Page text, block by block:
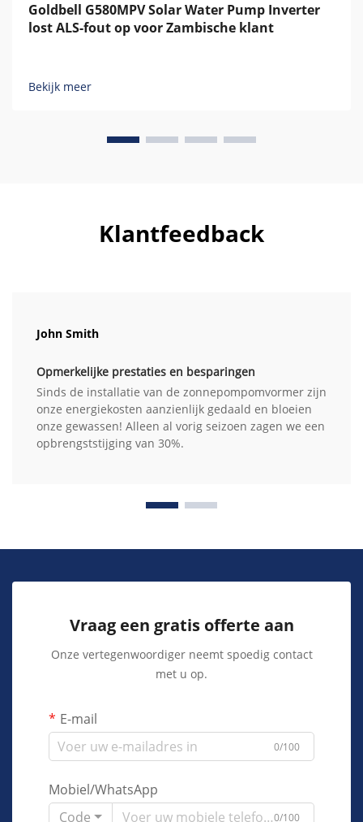
Goldbell G580MPV Solar Water Pump Inverter
lost ALS-fout op voor Zambische klant
Bekijk meer
Klantfeedback
John Smith
Opmerkelijke prestaties en besparingen
Sinds de installatie van de zonnepompomvormer zijn
onze energiekosten aanzienlijk gedaald en bloeien
onze gewassen! Alleen al vorig seizoen zagen we een
opbrengststijging van 30%.
Vraag een gratis offerte aan
Onze vertegenwoordiger neemt spoedig contact
met u op.
E-mail
0/100
Mobiel/WhatsApp
Code
0/100